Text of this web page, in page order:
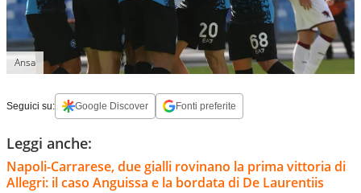
Ansa
Seguici su: Google Discover Fonti preferite
Leggi anche:
Napoli-Carrarese, due gialli rovinano la prima vittoria di
Allegri: il caso Anguissa e la bordata di De Laurentiis